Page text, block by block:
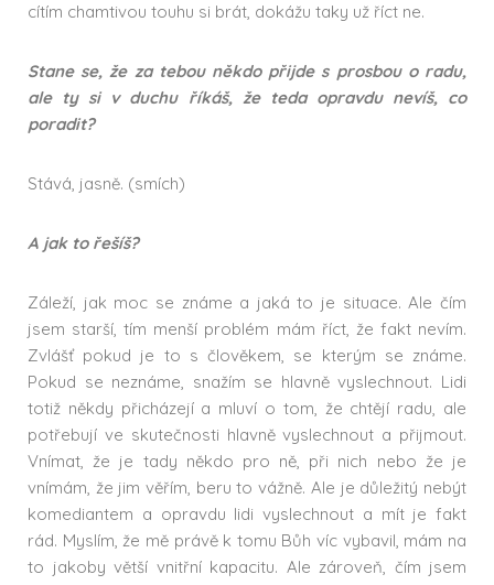
cítím chamtivou touhu si brát, dokážu taky už říct ne.
Stane se, že za tebou někdo přijde s prosbou o radu,
ale ty si v duchu říkáš, že teda opravdu nevíš, co
poradit?
Stává, jasně. (smích)
A jak to řešíš?
Záleží, jak moc se známe a jaká to je situace. Ale čím
jsem starší, tím menší problém mám říct, že fakt nevím.
Zvlášť pokud je to s člověkem, se kterým se známe.
Pokud se neznáme, snažím se hlavně vyslechnout. Lidi
totiž někdy přicházejí a mluví o tom, že chtějí radu, ale
potřebují ve skutečnosti hlavně vyslechnout a přijmout.
Vnímat, že je tady někdo pro ně, při nich nebo že je
vnímám, že jim věřím, beru to vážně. Ale je důležitý nebýt
komediantem a opravdu lidi vyslechnout a mít je fakt
rád. Myslím, že mě právě k tomu Bůh víc vybavil, mám na
to jakoby větší vnitřní kapacitu. Ale zároveň, čím jsem